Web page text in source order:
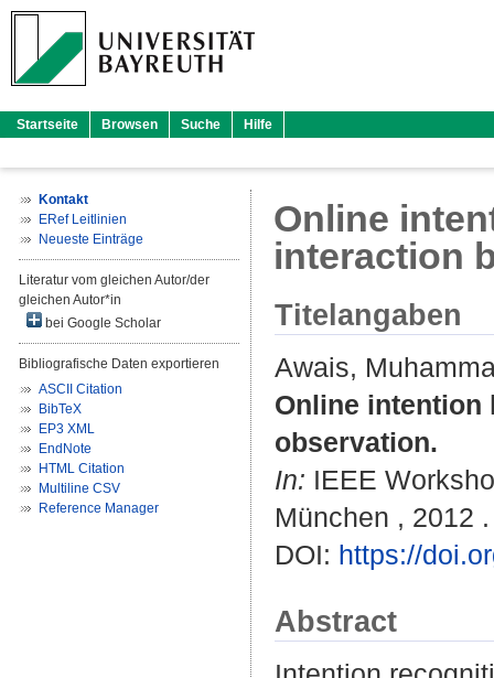
Startseite Browsen Suche Hilfe
Kontakt
ERef Leitlinien
Neueste Einträge
Literatur vom gleichen Autor/der
gleichen Autor*in
bei Google Scholar
Bibliografische Daten exportieren
ASCII Citation
BibTeX
EP3 XML
EndNote
HTML Citation
Multiline CSV
Reference Manager
Online
interaction
Titelangaben
Awais,
Online intention
observation.
In: IEEE
München , 2012
DOI: https://
Abstract